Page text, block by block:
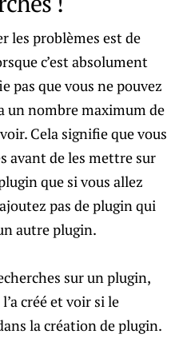
les problèmes est de
c’est absolument
pas que vous ne pouvez
un nombre maximum de
Cela signifie que vous
avant de les mettre sur
que si vous allez
pas de plugin qui
autre plugin.
sur un plugin,
créé et voir si le
la création de plugin.